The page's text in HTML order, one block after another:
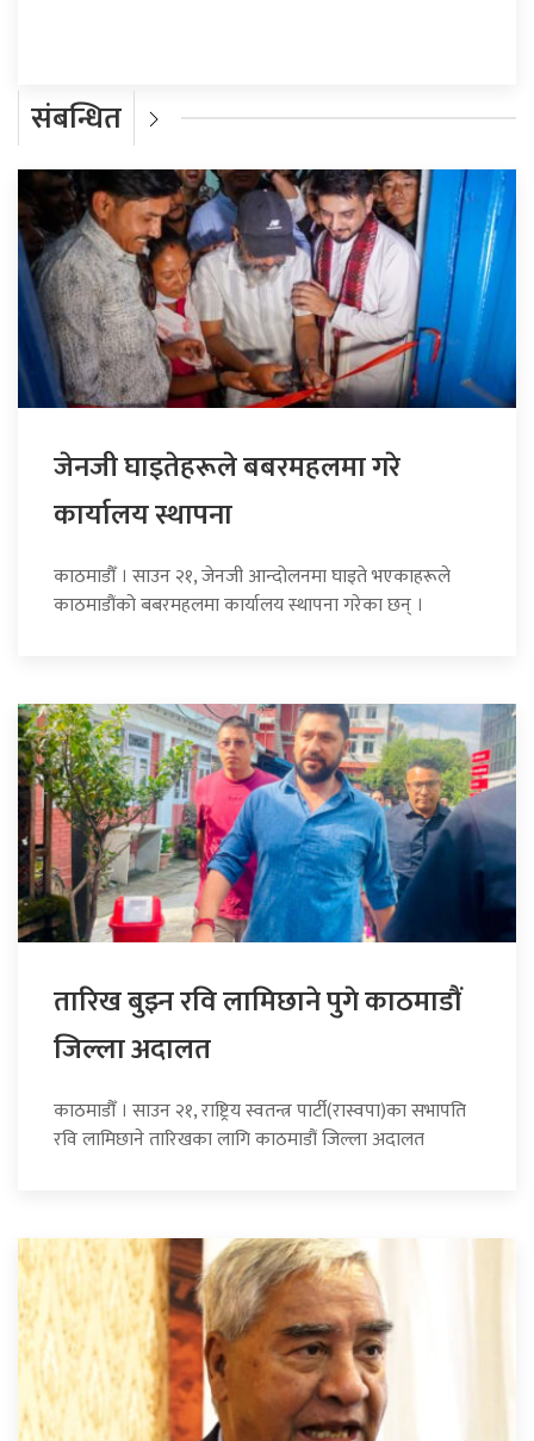
संबन्धित
जेनजी घाइतेहरूले बबरमहलमा गरे
कार्यालय स्थापना
काठमाडौँ । साउन २१, जेनजी आन्दोलनमा घाइते भएकाहरूले
काठमाडौंको बबरमहलमा कार्यालय स्थापना गरेका छन् ।
तारिख बुझ्न रवि लामिछाने पुगे काठमाडौं
जिल्ला अदालत
काठमाडौँ । साउन २१, राष्ट्रिय स्वतन्त्र पार्टी(रास्वपा)का सभापति
रवि लामिछाने तारिखका लागि काठमाडौं जिल्ला अदालत